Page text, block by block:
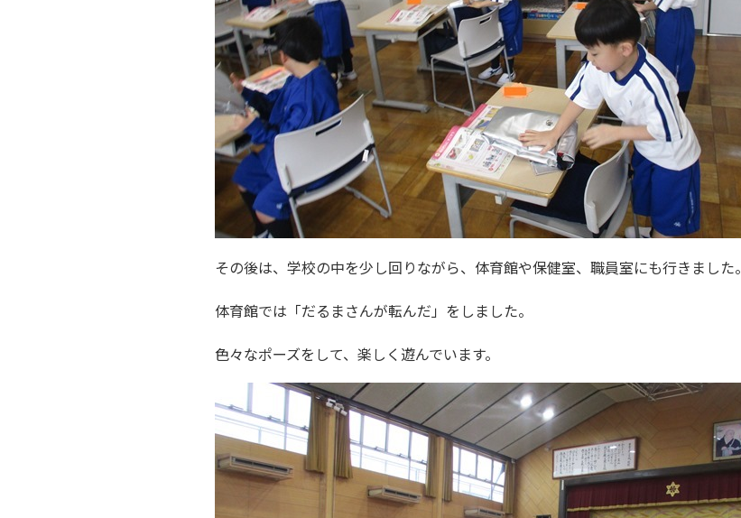
その後は、学校の中を少し回りながら、体育館や保健室、職員室にも行きました。
体育館では「だるまさんが転んだ」をしました。
色々なポーズをして、楽しく遊んでいます。